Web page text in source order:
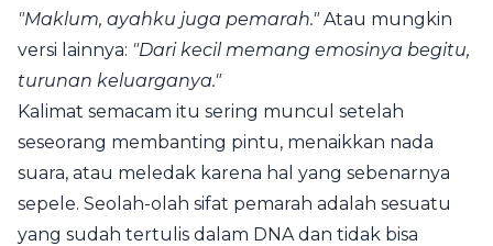
"Maklum, ayahku juga pemarah."Atau mungkin
versi lainnya: "Dari kecil memang emosinya begitu,
turunan keluarganya."
Kalimat semacam itu sering muncul setelah
seseorang membanting pintu, menaikkan nada
suara, atau meledak karena hal yang sebenarnya
sepele. Seolah-olah sifat pemarah adalah sesuatu
yang sudah tertulis dalam DNA dan tidak bisa